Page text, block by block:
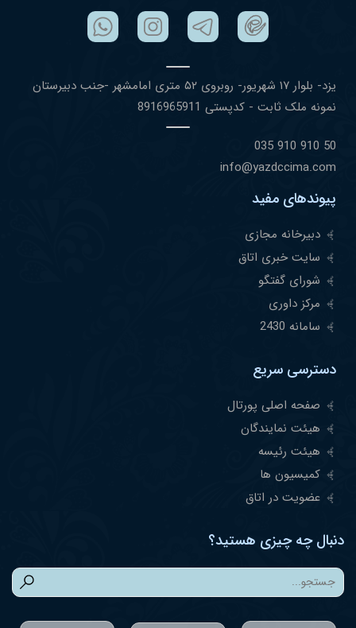
یزد- بلوار ١٧ شهریور- روبروی ۵٢ متری امامشهر -جنب دبیرستان
نمونه ملک ثابت - کدپستی 8916965911
50 910 910 035
info@yazdccima.com
پیوندهای مفید
دبیرخانه مجازی
سایت خبری اتاق
شورای گفتگو
مرکز داوری
سامانه 2430
دسترسی سریع
صفحه اصلی پورتال
هیئت نمایندگان
هیئت رئیسه
کمیسیون ها
عضویت در اتاق
دنبال چه چیزی هستید؟